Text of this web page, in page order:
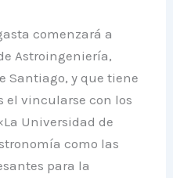
comenzará a
Astroingeniería,
Santiago, y que tiene
el vincularse con los
Universidad de
como las
para la